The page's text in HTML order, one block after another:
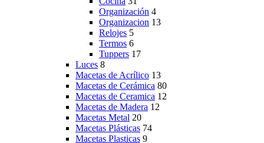
Organización 4
Organizacion 13
Relojes 5
Termos 6
Tuppers 17
Luces 8
Macetas de Acrílico 13
Macetas de Cerámica 80
Macetas de Ceramica 12
Macetas de Madera 12
Macetas Metal 20
Macetas Plásticas 74
Macetas Plasticas 9